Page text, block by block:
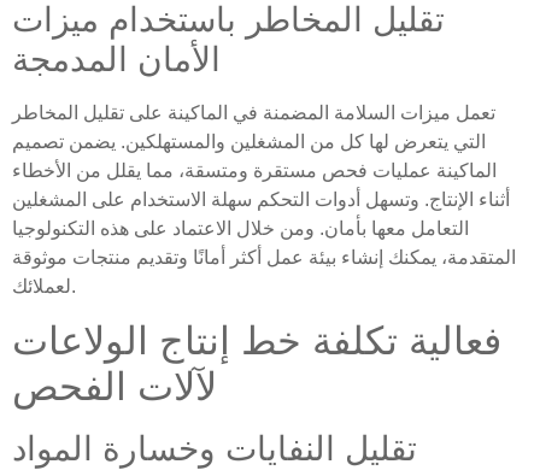
تقليل المخاطر باستخدام ميزات
الأمان المدمجة
تعمل ميزات السلامة المضمنة في الماكينة على تقليل المخاطر
التي يتعرض لها كل من المشغلين والمستهلكين. يضمن تصميم
الماكينة عمليات فحص مستقرة ومتسقة، مما يقلل من الأخطاء
أثناء الإنتاج. وتسهل أدوات التحكم سهلة الاستخدام على المشغلين
التعامل معها بأمان. ومن خلال الاعتماد على هذه التكنولوجيا
المتقدمة، يمكنك إنشاء بيئة عمل أكثر أمانًا وتقديم منتجات موثوقة
لعملائك.
فعالية تكلفة خط إنتاج الولاعات
لآلات الفحص
تقليل النفايات وخسارة المواد